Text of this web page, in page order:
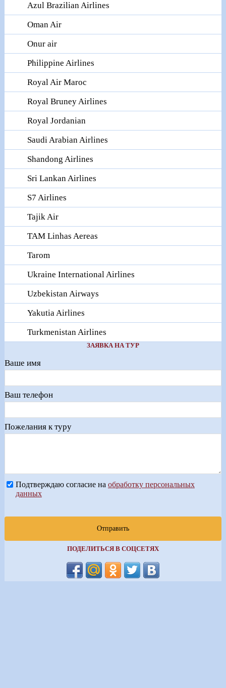
Azul Brazilian Airlines
Oman Air
Onur air
Philippine Airlines
Royal Air Maroc
Royal Bruney Airlines
Royal Jordanian
Saudi Arabian Airlines
Shandong Airlines
Sri Lankan Airlines
S7 Airlines
Tajik Air
TAM Linhas Aereas
Tarom
Ukraine International Airlines
Uzbekistan Airways
Yakutia Airlines
Turkmenistan Airlines
ЗАЯВКА НА ТУР
Ваше имя
Ваш телефон
Пожелания к туру
Подтверждаю согласие на обработку персональных
данных
Отправить
ПОДЕЛИТЬСЯ В СОЦСЕТЯХ